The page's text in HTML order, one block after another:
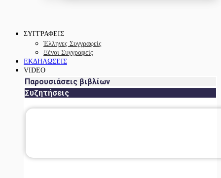
ΣΥΓΓΡΑΦΕΙΣ
Έλληνες Συγγραφείς
Ξένοι Συγγραφείς
ΕΚΔΗΛΩΣΕΙΣ
VIDEO
Παρουσιάσεις βιβλίων
Συζητήσεις